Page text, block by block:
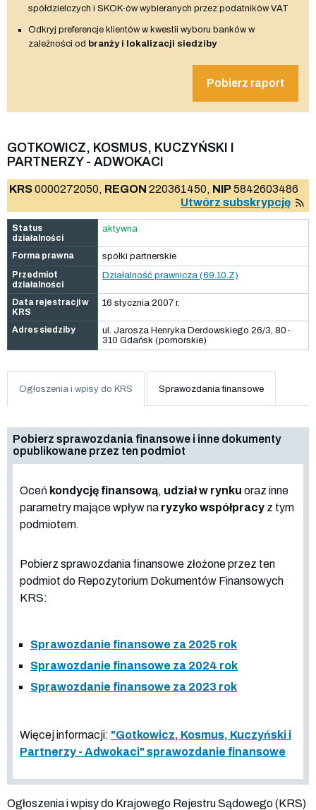
spółdzielczych i SKOK-ów wybieranych przez podatników VAT
Odkryj preferencje klientów w kwestii wyboru banków w
zależności od branży i lokalizacji siedziby
Pobierz raport
GOTKOWICZ, KOSMUS, KUCZYŃSKI I
PARTNERZY - ADWOKACI
KRS0000272050, REGON 220361450, NIP5842603486
Utwórz subskrypcję
Status
działalności
aktywna
Forma prawna
spółki partnerskie
Przedmiot
działalności
Działalność prawnicza (69.10.Z)
Data rejestracji w
KRS
16 stycznia 2007 r.
Adres siedziby
ul. Jarosza Henryka Derdowskiego 26/3, 80-
310 Gdańsk (pomorskie)
Ogłoszenia i wpisy do KRS Sprawozdania finansowe
Pobierz sprawozdania finansowe i inne dokumenty
opublikowane przez ten podmiot
Oceń kondycję finansową, udział w rynku oraz inne
parametry mające wpływ na ryzyko współpracy z tym
podmiotem.
Pobierz sprawozdania finansowe złożone przez ten
podmiot do Repozytorium Dokumentów Finansowych
KRS:
Sprawozdanie finansowe za 2025 rok
Sprawozdanie finansowe za 2024 rok
Sprawozdanie finansowe za 2023 rok
Więcej informacji: "Gotkowicz, Kosmus, Kuczyński i
Partnerzy - Adwokaci" sprawozdanie finansowe
Ogłoszenia i wpisy do Krajowego Rejestru Sądowego (KRS)